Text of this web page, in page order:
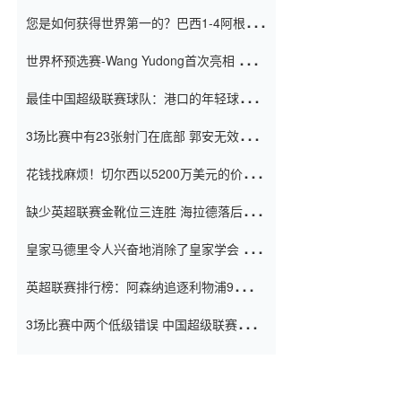
您是如何获得世界第一的？巴西1-4阿根
世界杯预选赛-Wang Yudong首次亮相 中国
最佳中国超级联赛球队：港口的年轻球员在
（Taishan）
3场比赛中有23张射门在底部 郭安无效传球
花钱找麻烦！切尔西以5200万美元的价格
窗口
缺少英超联赛金靴位三连胜 海拉德落后6球
皇家马德里令人兴奋地消除了皇家学会 安
英超联赛排行榜：阿森纳追逐利物浦9分 曼
3场比赛中两个低级错误 中国超级联赛的前